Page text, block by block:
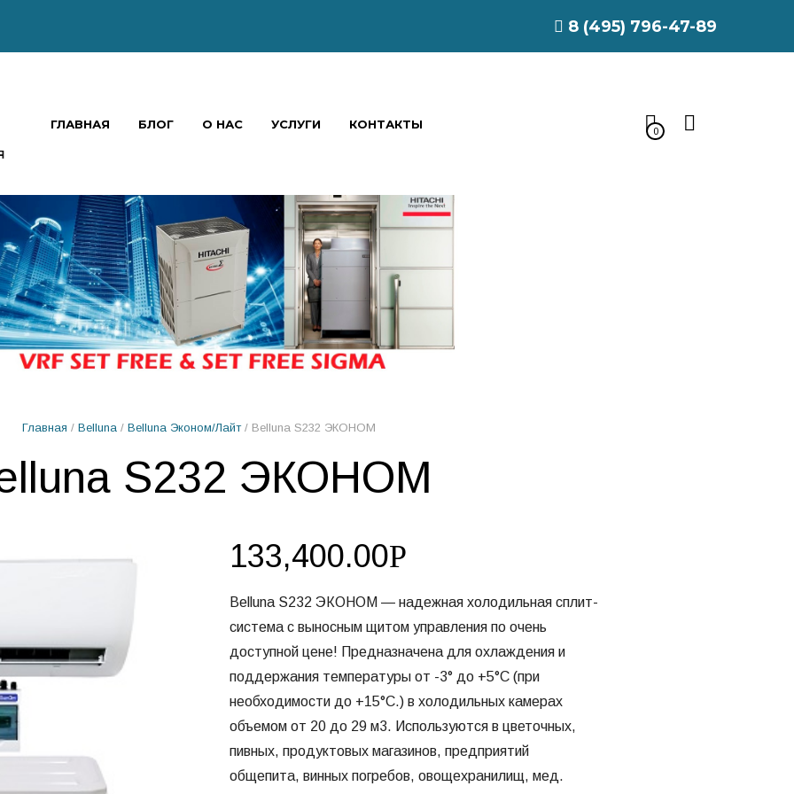
8 (495) 796-47-89
ГЛАВНАЯ БЛОГ О НАС УСЛУГИ КОНТАКТЫ 0
Главная / Belluna/ Belluna Эконом/Лайт/ Belluna S232 ЭКОНОМ
S232 ЭКОНОМ
133,400.00Р
Belluna S232 ЭКОНОМ — надежная холодильная сплит-
система с выносным щитом управления по очень
доступной цене! Предназначена для охлаждения и
поддержания температуры от -3° до +5°С (при
необходимости до +15°С.) в холодильных камерах
объемом от 20 до 29 м3. Используются в цветочных,
пивных, продуктовых магазинов, предприятий
общепита, винных погребов, овощехранилищ, мед.